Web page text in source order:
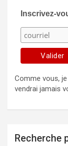
Inscrivez-
Comme vous,
vendrai jamais
Recherche